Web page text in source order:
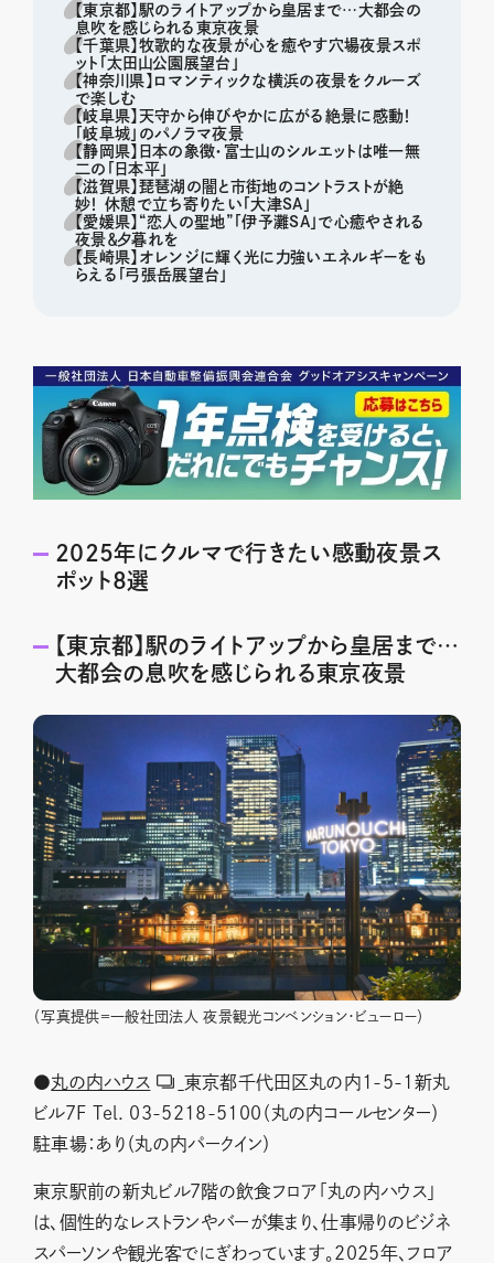
【東京都】駅のライトアップから皇居まで…大都会の
息吹を感じられる東京夜景
【千葉県】牧歌的な夜景が心を癒やす穴場夜景スポ
ット「太田山公園展望台」
【神奈川県】ロマンティックな横浜の夜景をクルーズ
で楽しむ
【岐阜県】天守から伸びやかに広がる絶景に感動！
「岐阜城」のパノラマ夜景
【静岡県】日本の象徴・富士山のシルエットは唯一無
二の「日本平」
【滋賀県】琵琶湖の闇と市街地のコントラストが絶
妙！ 休憩で立ち寄りたい「大津SA」
【愛媛県】“恋人の聖地”「伊予灘SA」で心癒やされる
夜景＆夕暮れを
【長崎県】オレンジに輝く光に力強いエネルギーをも
らえる「弓張岳展望台」
2025年にクルマで行きたい感動夜景ス
ポット8選
【東京都】駅のライトアップから皇居まで…
大都会の息吹を感じられる東京夜景
（写真提供＝一般社団法人 夜景観光コンベンション・ビューロー）
●丸の内ハウス
東京都千代田区丸の内1-5-1新丸
ビル7F Tel. 03-5218-5100（丸の内コールセンター）
駐車場：あり（丸の内パークイン）
東京駅前の新丸ビル7階の飲食フロア「丸の内ハウス」
は、個性的なレストランやバーが集まり、仕事帰りのビジネ
スパーソンや観光客でにぎわっています。2025年、フロア